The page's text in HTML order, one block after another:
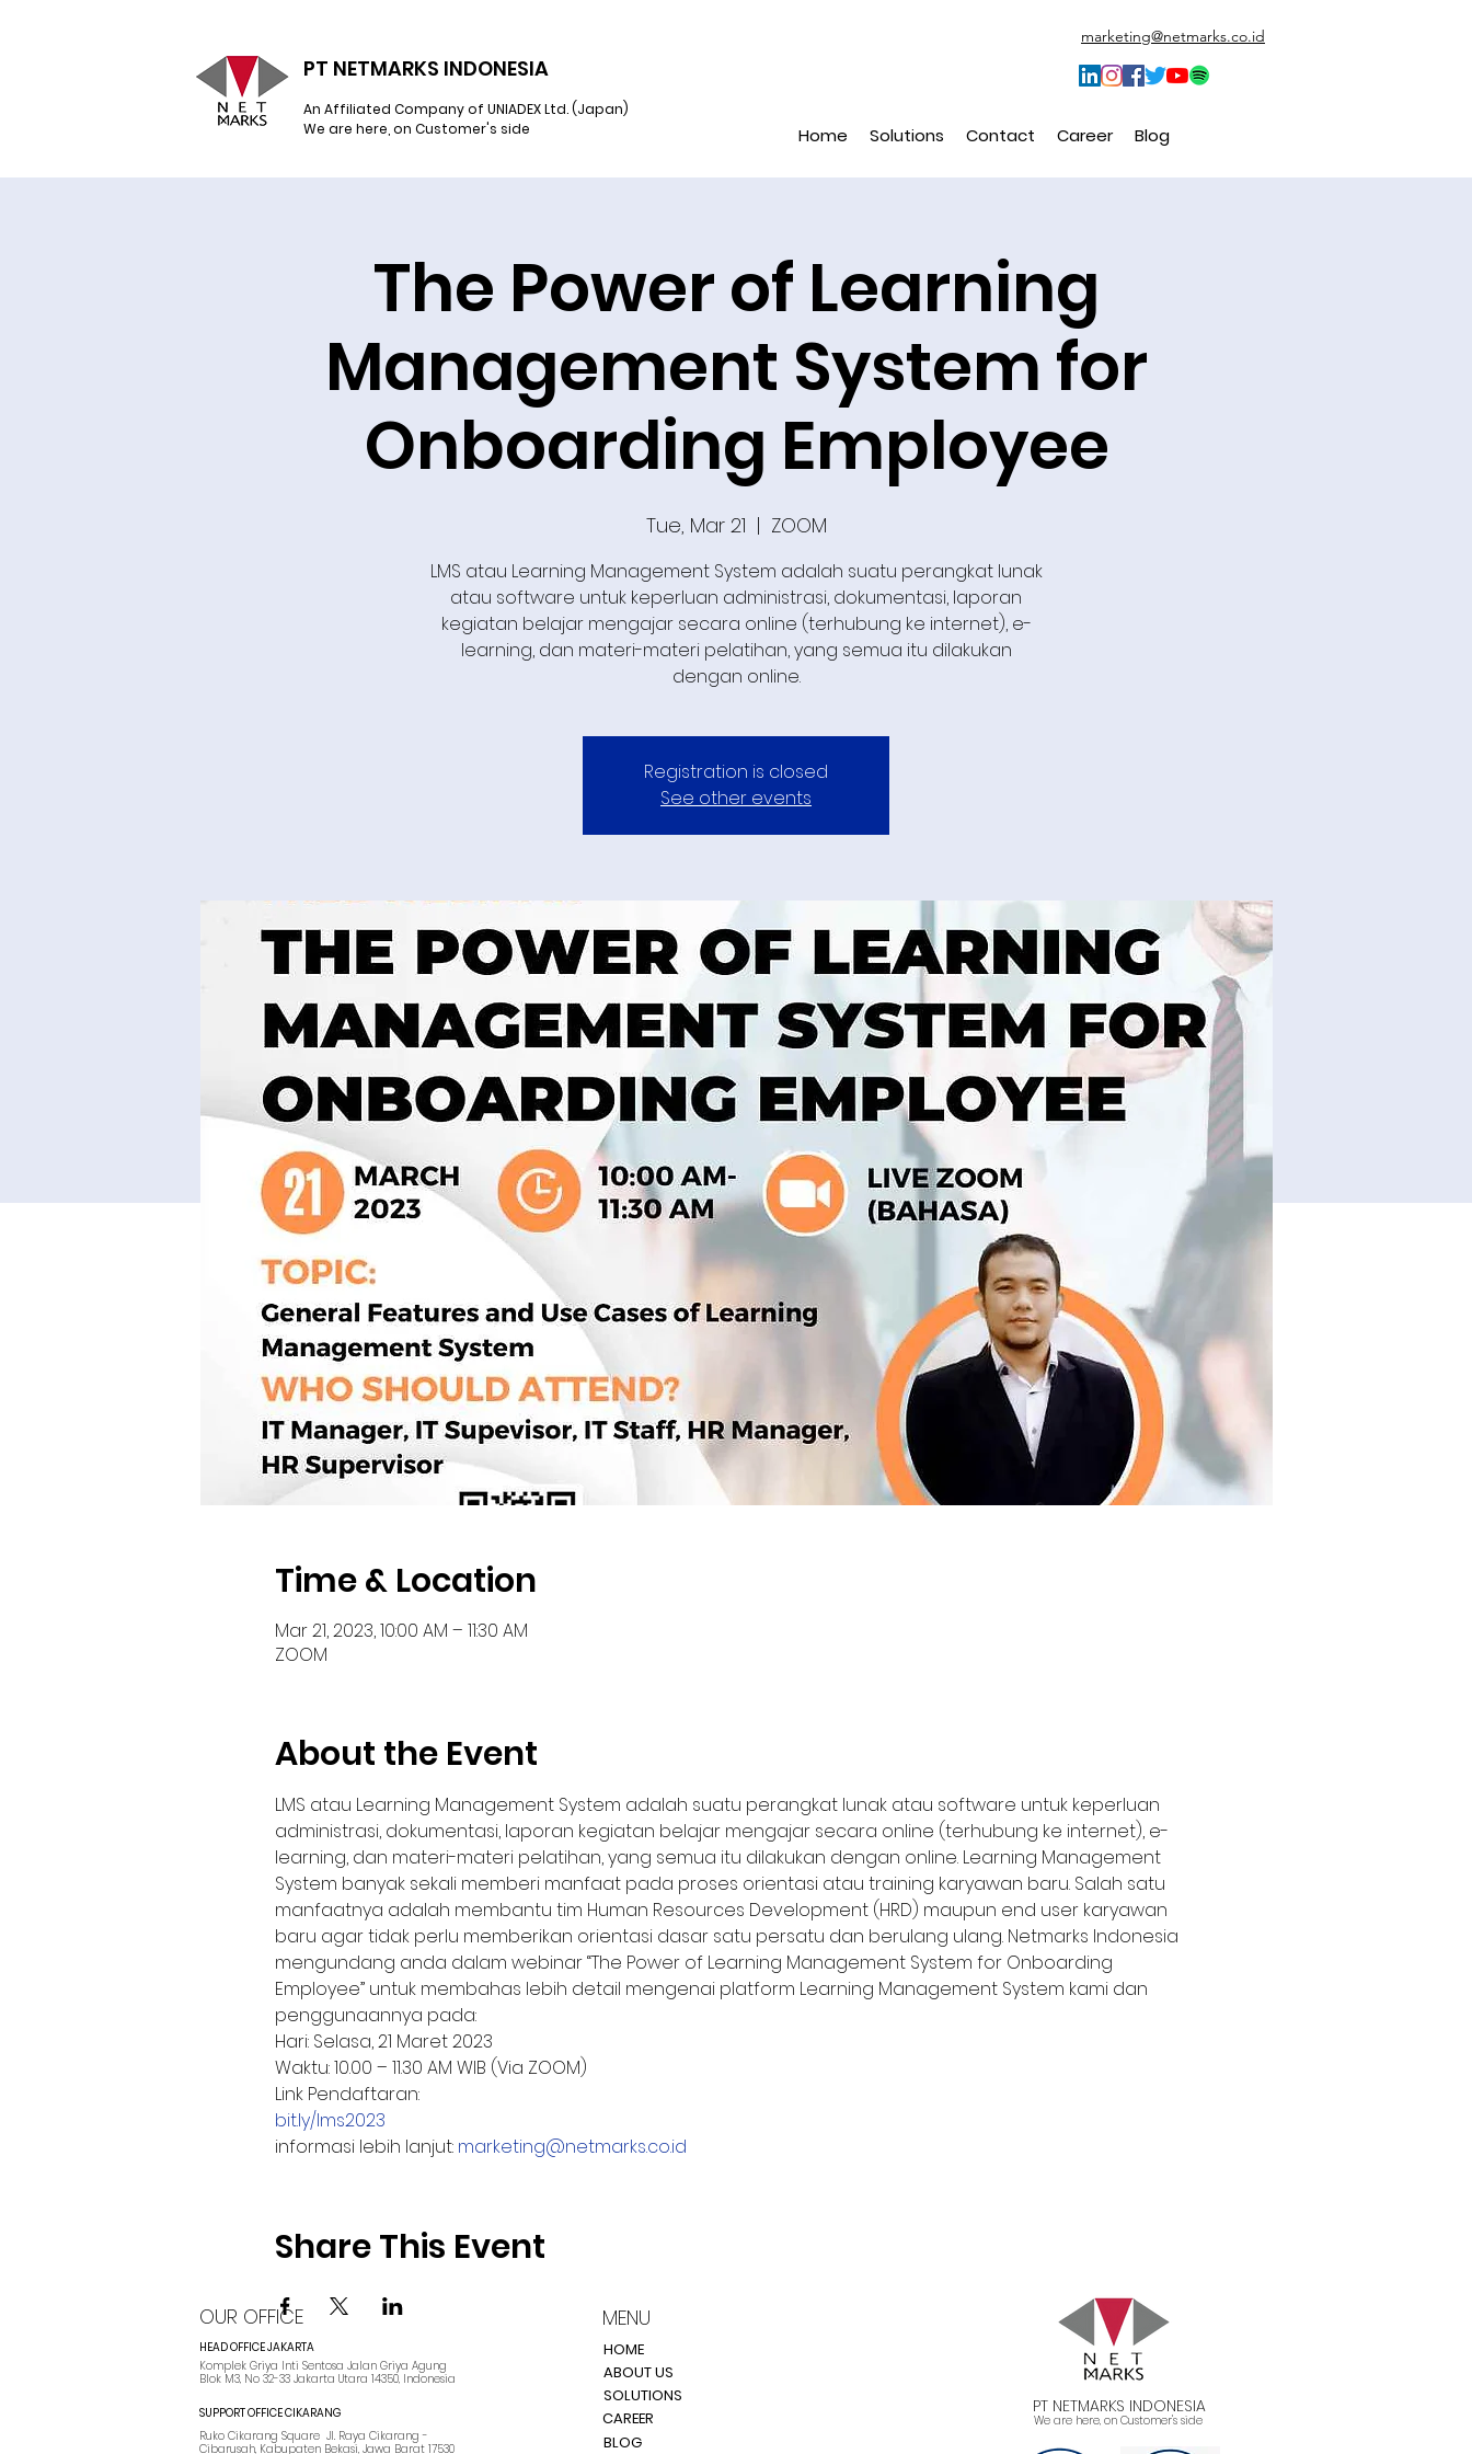
marketing@netmarks.co.id
PT NETMARKS INDONESIA
An Affiliated Company of UNIADEX Ltd. (Japan)
We are here, on Customer's side
Home Solutions Contact Career Blog
The Power of Learning
Management System for
Onboarding Employee
Tue, Mar 21
  |
ZOOM
LMS atau Learning Management System adalah suatu perangkat lunak
atau software untuk keperluan administrasi, dokumentasi, laporan
kegiatan belajar mengajar secara online (terhubung ke internet), e-
learning, dan materi-materi pelatihan, yang semua itu dilakukan
dengan online.
Registration is closed
See other events
Time & Location
Mar 21, 2023, 10:00 AM – 11:30 AM
ZOOM
About the Event
LMS atau Learning Management System adalah suatu perangkat lunak atau software untuk keperluan
administrasi, dokumentasi, laporan kegiatan belajar mengajar secara online (terhubung ke internet), e-
learning, dan materi-materi pelatihan, yang semua itu dilakukan dengan online. Learning Management
System banyak sekali memberi manfaat pada proses orientasi atau training karyawan baru. Salah satu
manfaatnya adalah membantu tim Human Resources Development (HRD) maupun end user karyawan
baru agar tidak perlu memberikan orientasi dasar satu persatu dan berulang ulang. Netmarks Indonesia
mengundang anda dalam webinar “The Power of Learning Management System for Onboarding
Employee” untuk membahas lebih detail mengenai platform Learning Management System kami dan
penggunaannya pada:
Hari: Selasa, 21 Maret 2023
Waktu: 10.00 – 11.30 AM WIB (Via ZOOM)
Link Pendaftaran:
bit.ly/lms2023
informasi lebih lanjut: marketing@netmarks.co.id
Share This Event
OUR OFFICE
HEAD OFFICE JAKARTA
Komplek Griya Inti Sentosa Jalan Griya Agung
Blok M3, No 32-33 Jakarta Utara 14350, Indonesia
SUPPORT OFFICE CIKARANG
Ruko Cikarang Square Jl. Raya Cikarang -
Cibarusah, Kabupaten Bekasi, Jawa Barat 17530
MENU
HOME
ABOUT US
SOLUTIONS
CAREER
BLOG
PT NETMARKS INDONESIA
We are here, on Customer's side